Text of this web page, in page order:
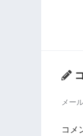
メー
コメ